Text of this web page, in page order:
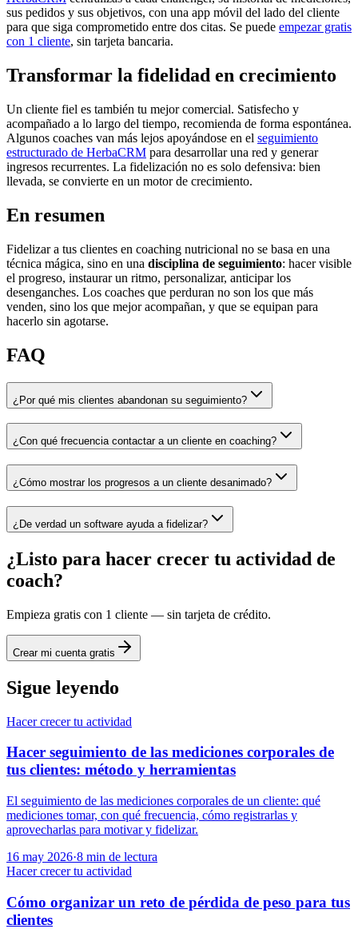
sus pedidos y sus objetivos, con una app móvil del lado del cliente
para que siga comprometido entre dos citas. Se puede empezar gratis
con 1 cliente, sin tarjeta bancaria.
Transformar la fidelidad en crecimiento
Un cliente fiel es también tu mejor comercial. Satisfecho y
acompañado a lo largo del tiempo, recomienda de forma espontánea.
Algunos coaches van más lejos apoyándose en el seguimiento
estructurado de HerbaCRM para desarrollar una red y generar
ingresos recurrentes. La fidelización no es solo defensiva: bien
llevada, se convierte en un motor de crecimiento.
En resumen
Fidelizar a tus clientes en coaching nutricional no se basa en una
técnica mágica, sino en una disciplina de seguimiento: hacer visible
el progreso, instaurar un ritmo, personalizar, anticipar los
desenganches. Los coaches que perduran no son los que más
venden, sino los que mejor acompañan, y que se equipan para
hacerlo sin agotarse.
FAQ
¿Por qué mis clientes abandonan su seguimiento?
¿Con qué frecuencia contactar a un cliente en coaching?
¿Cómo mostrar los progresos a un cliente desanimado?
¿De verdad un software ayuda a fidelizar?
¿Listo para hacer crecer tu actividad de
coach?
Empieza gratis con 1 cliente — sin tarjeta de crédito.
Crear mi cuenta gratis
Sigue leyendo
Hacer crecer tu actividad
Hacer seguimiento de las mediciones corporales de
tus clientes: método y herramientas
El seguimiento de las mediciones corporales de un cliente: qué
mediciones tomar, con qué frecuencia, cómo registrarlas y
aprovecharlas para motivar y fidelizar.
16 may 2026·8 min de lectura
Hacer crecer tu actividad
Cómo organizar un reto de pérdida de peso para tus
clientes